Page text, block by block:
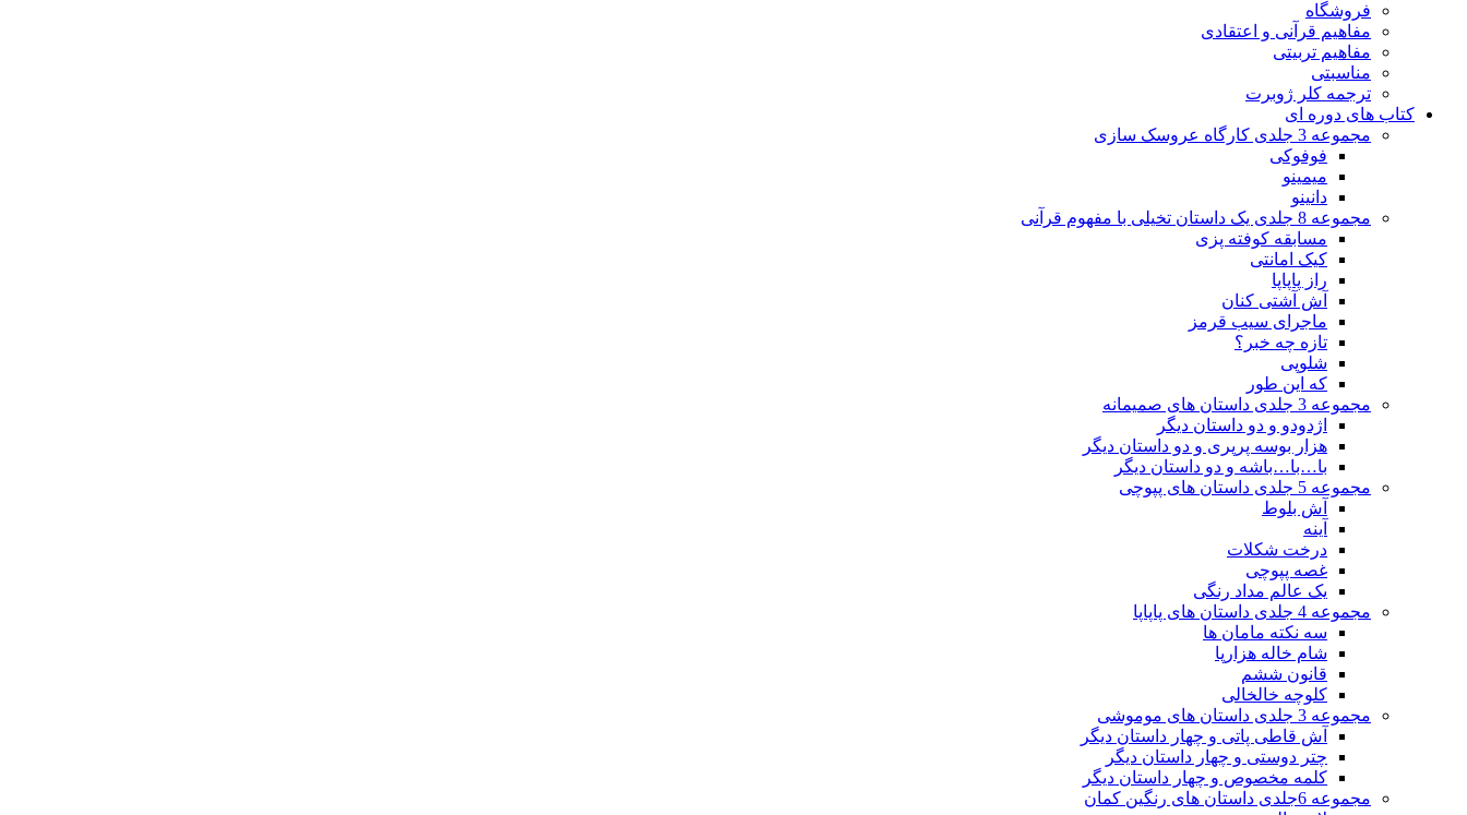
فروشگاه
مفاهیم قرآنی و اعتقادی
مفاهیم تربیتی
مناسبتی
ترجمه کلر ژوبرت
کتاب های دوره ای
مجموعه 3 جلدی کارگاه عروسک سازی
فوفوکی
میمینو
دانینو
مجموعه 8 جلدی یک داستان تخیلی با مفهوم قرآنی
مسابقه کوفته پزی
کیک امانتی
راز پاپاپا
آش آشتی کنان
ماجرای سیب قرمز
تازه چه خبر؟
شلوپی
که این طور
مجموعه 3 جلدی داستان های صمیمانه
اژدودو و دو داستان دیگر
هزار بوسه پرپری و دو داستان دیگر
با…با…باشه و دو داستان دیگر
مجموعه 5 جلدی داستان های پپوچی
آش بلوط
آینه
درخت شکلات
غصه پپوچی
یک عالم مداد رنگی
مجموعه 4 جلدی داستان های پاپاپا
سه نکته مامان ها
شام خاله هزارپا
قانون ششم
کلوچه خالخالی
مجموعه 3 جلدی داستان های موموشی
آش قاطی پاتی و چهار داستان دیگر
چتر دوستی و چهار داستان دیگر
کلمه مخصوص و چهار داستان دیگر
مجموعه 6جلدی داستان های رنگین کمان